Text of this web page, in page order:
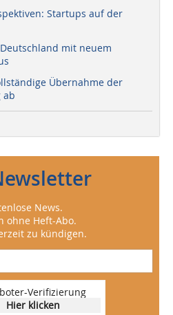
Startups auf der
mit neuem
Übernahme der
ab
News.
ohne Heft-Abo.
zu kündigen.
Verifizierung
Hier klicken